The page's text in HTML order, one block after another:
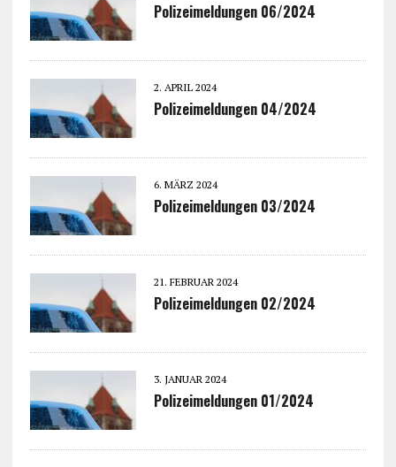
Polizeimeldungen 06/2024
2. APRIL 2024
Polizeimeldungen 04/2024
6. MÄRZ 2024
Polizeimeldungen 03/2024
21. FEBRUAR 2024
Polizeimeldungen 02/2024
3. JANUAR 2024
Polizeimeldungen 01/2024